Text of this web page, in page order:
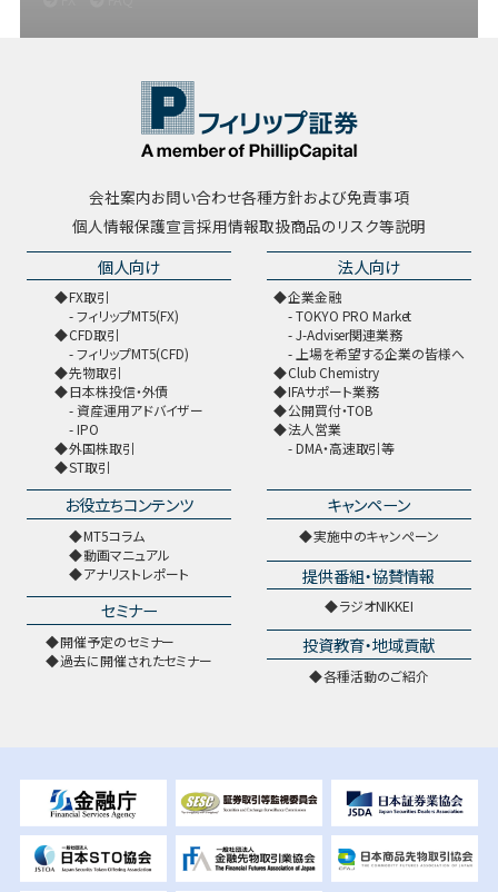
会社案内お問い合わせ各種方針および免責事項
個人情報保護宣言採用情報取扱商品のリスク等説明
個人向け
FX取引
フィリップMT5(FX)
CFD取引
フィリップMT5(CFD)
先物取引
日本株投信・外債
資産運用アドバイザー
IPO
外国株取引
ST取引
法人向け
企業金融
TOKYO PRO Market
J-Adviser関連業務
上場を希望する企業の皆様へ
Club Chemistry
IFAサポート業務
公開買付・TOB
法人営業
DMA・高速取引等
お役立ちコンテンツ
MT5コラム
動画マニュアル
アナリストレポート
セミナー
開催予定のセミナー
過去に開催されたセミナー
キャンペーン
実施中のキャンペーン
提供番組・協賛情報
ラジオNIKKEI
投資教育・地域貢献
各種活動のご紹介